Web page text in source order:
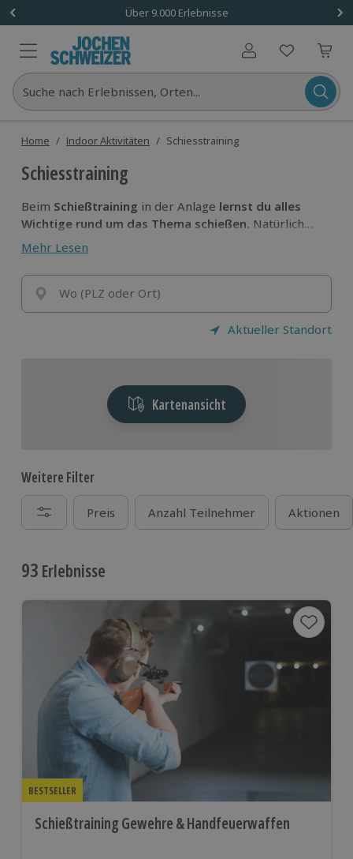
Über 9.000 Erlebnisse
Benutzerkonto
Suche nach Erlebnissen, Orten...
Home / Indoor Aktivitäten / Schiesstraining
Schiesstraining
Beim Schießtraining in der Anlage lernst du alles
Wichtige rund um das Thema schießen. Natürlich
liegt der Fokus hier nur auf dem Sport. Ein
Schießtrainer
Waffenkundeund dieSchießkunsteinführen.
Mehr Lesen
Wo (PLZ oder Ort)
Aktueller Standort
Kartenansicht
Weitere Filter
Preis Anzahl Teilnehmer Aktionen
93 Erlebnisse
BESTSELLER
Schießtraining Gewehre & Handfeuerwaffen